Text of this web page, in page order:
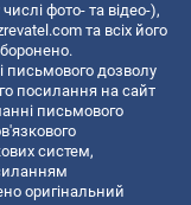
фото- та відео-),
та всіх його
письмового дозволу
посилання на сайт
письмового
систем,
оригінальний